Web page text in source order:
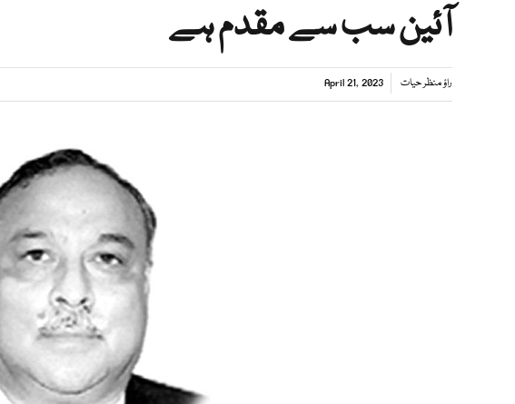
آئین سب سے مقدم ہے
راؤ منظر حیات April 21, 2023